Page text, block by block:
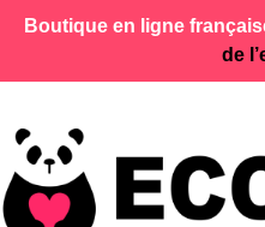
Boutique en ligne
de